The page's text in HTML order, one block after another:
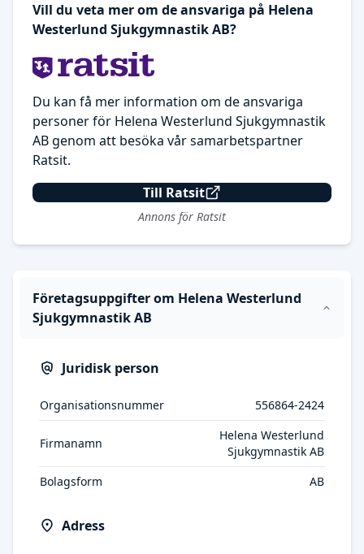
Vill du veta mer om de ansvariga på Helena
Westerlund Sjukgymnastik AB?
Du kan få mer information om de ansvariga
personer för Helena Westerlund Sjukgymnastik
AB genom att besöka vår samarbetspartner
Ratsit.
Till Ratsit
Annons för Ratsit
Företagsuppgifter om Helena Westerlund
Sjukgymnastik AB
Juridisk person
Organisationsnummer 556864-2424
Firmanamn
Helena Westerlund
Sjukgymnastik AB
Bolagsform
AB
Adress